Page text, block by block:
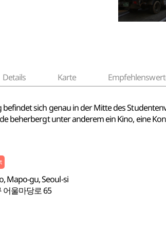
Details Karte
befindet sich genau in der Mitte des
beherbergt unter anderem ein Kino, eine
Mapo-gu, Seoul-si
울마당로 65